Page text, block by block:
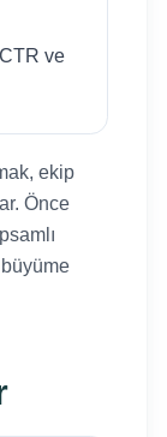
ve
ekip
Önce